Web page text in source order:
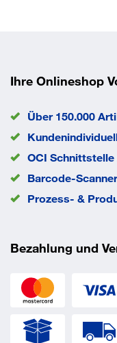
Ihre Onlineshop
Über 150.000
OCI
Barcode-
Prozess- &
Bezahlung und